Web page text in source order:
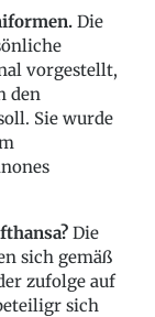
Die
vorgestellt,
den
Sie wurde
Die
sich gemäß
zufolge auf
sich